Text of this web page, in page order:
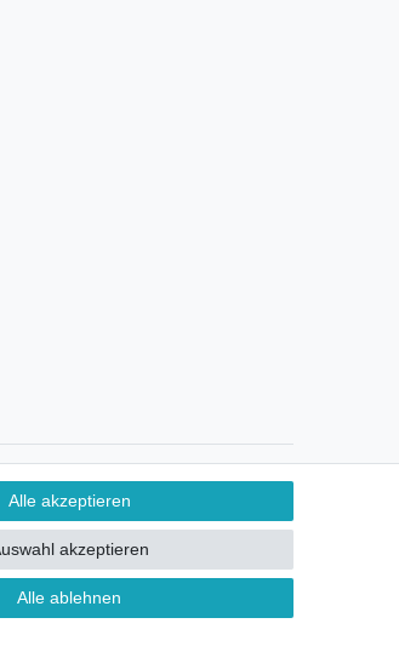
Alle akzeptieren
Alle ablehnen
akzeptieren